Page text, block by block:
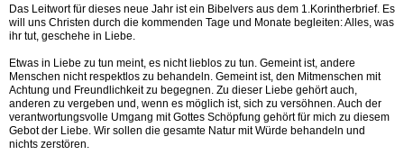
Das Leitwort für dieses neue Jahr ist ein Bibelvers aus dem 1.Korintherbrief. Es
will uns Christen durch die kommenden Tage und Monate begleiten: Alles, was
ihr tut, geschehe in Liebe.
Etwas in Liebe zu tun meint, es nicht lieblos zu tun. Gemeint ist, andere
Menschen nicht respektlos zu behandeln. Gemeint ist, den Mitmenschen mit
Achtung und Freundlichkeit zu begegnen. Zu dieser Liebe gehört auch,
anderen zu vergeben und, wenn es möglich ist, sich zu versöhnen. Auch der
verantwortungsvolle Umgang mit Gottes Schöpfung gehört für mich zu diesem
Gebot der Liebe. Wir sollen die gesamte Natur mit Würde behandeln und
nichts zerstören.